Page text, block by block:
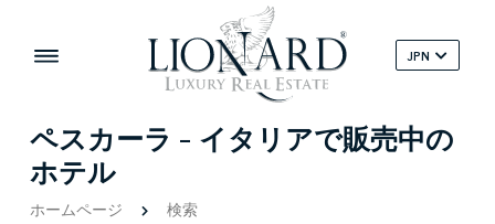
JPN
ペスカーラ - イタリアで販売中の
ホテル
ホームページ 検索